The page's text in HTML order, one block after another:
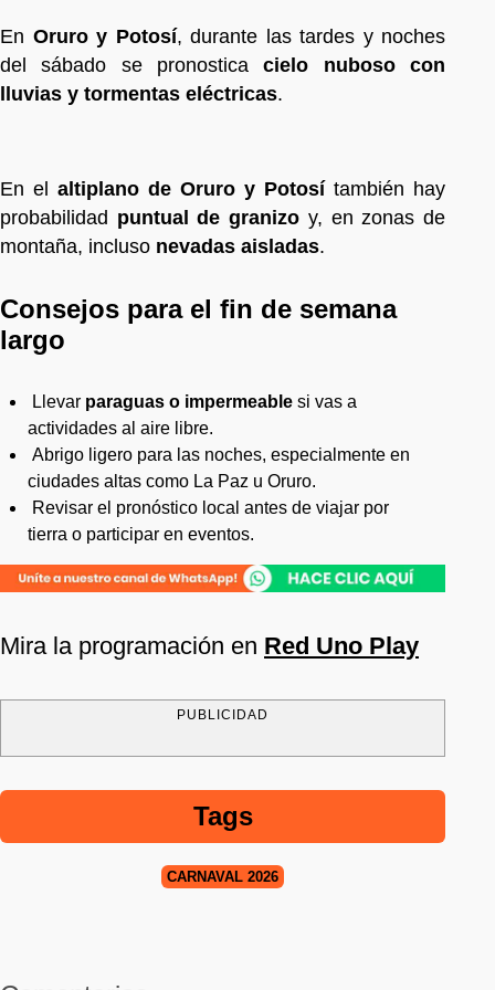
En Oruro y Potosí, durante las tardes y noches
del sábado se pronosticacielo nuboso con
lluvias y tormentas eléctricas.
En el altiplano de Oruro y Potosítambién hay
probabilidad puntual de granizo y, en zonas de
montaña, incluso nevadas aisladas.
Consejos para el fin de semana
largo
Llevar paraguas o impermeable si vas a
actividades al aire libre.
Abrigo ligero para las noches, especialmente en
ciudades altas como La Paz u Oruro.
Revisar el pronóstico local antes de viajar por
tierra o participar en eventos.
Mira la programación en Red Uno Play
PUBLICIDAD
Tags
CARNAVAL 2026